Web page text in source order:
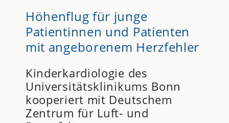
Höhenflug für junge
Patientinnen und Patienten
mit angeborenem Herzfehler
Kinderkardiologie des
Universitätsklinikums Bonn
kooperiert mit Deutschem
Zentrum für Luft- und